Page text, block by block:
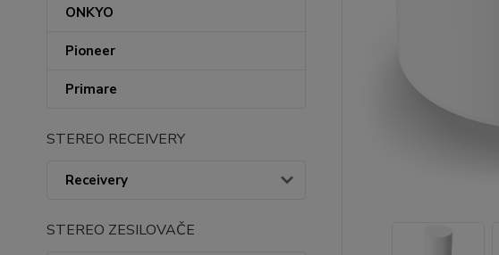
ONKYO
Pioneer
Primare
STEREO RECEIVERY
Receivery
STEREO ZESILOVAČE